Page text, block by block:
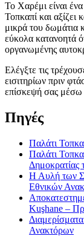
Το Χαρέμι είναι
Τοπκαπί και αξίζει
μικρά του δωμάτια
εύκολα κατανοητά
οργανωμένης
Ελέγξτε τις
εισιτηρίων πριν
επίσκεψή σας μέσω
Πηγές
Παλάτι
Παλάτι
Δημοκρατίας
Η Αυλή των
Εθνικών
Kuşhane –
Ανακτόρων